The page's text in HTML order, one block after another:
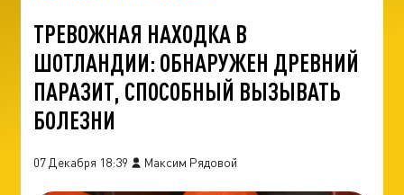
ТРЕВОЖНАЯ НАХОДКА В
ШОТЛАНДИИ: ОБНАРУЖЕН ДРЕВНИЙ
ПАРАЗИТ, СПОСОБНЫЙ ВЫЗЫВАТЬ
БОЛЕЗНИ
07 Декабря 18:39 Максим Рядовой